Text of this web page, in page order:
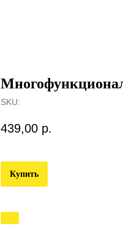
SKU:
439,00 р.
Купить